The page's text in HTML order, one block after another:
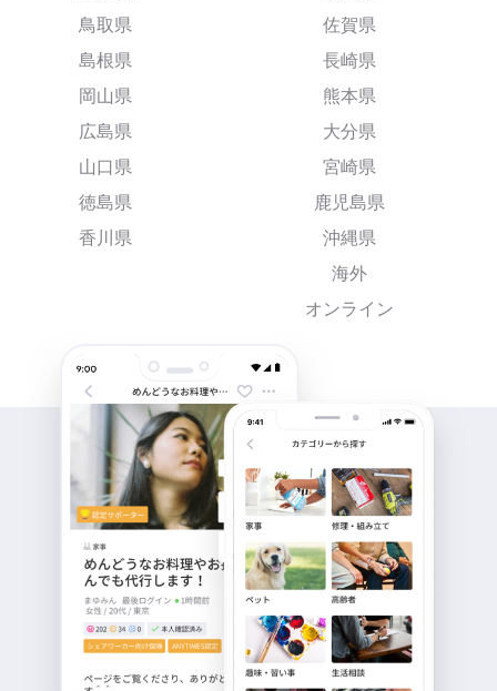
鳥取県
島根県
岡山県
広島県
山口県
徳島県
香川県
佐賀県
長崎県
熊本県
大分県
宮崎県
鹿児島県
沖縄県
海外
オンライン